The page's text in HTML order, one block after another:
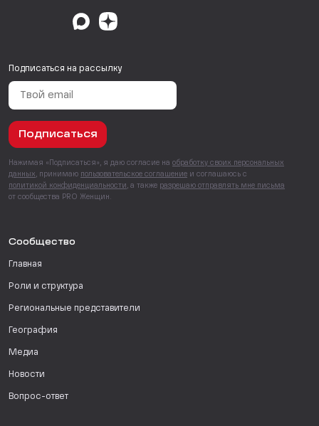
Подписаться на рассылку
Подписаться
Нажимая «Подписаться», я даю согласие на обработку своих персональных
данных , принимаю пользовательское соглашение и соглашаюсь с
политикой конфиденциальности , а также разрешаю отправлять мне письма
от сообщества PRO Женщин.
Сообщество
Главная
Роли и структура
Региональные представители
География
Медиа
Новости
Вопрос-ответ